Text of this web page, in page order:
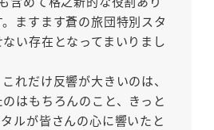
ますます蒼の旅団特別スタ
い存在となってまいりまし
れだけ反響が大きいのは、
はもちろんのこと、きっと
ルが皆さんの心に響いたと